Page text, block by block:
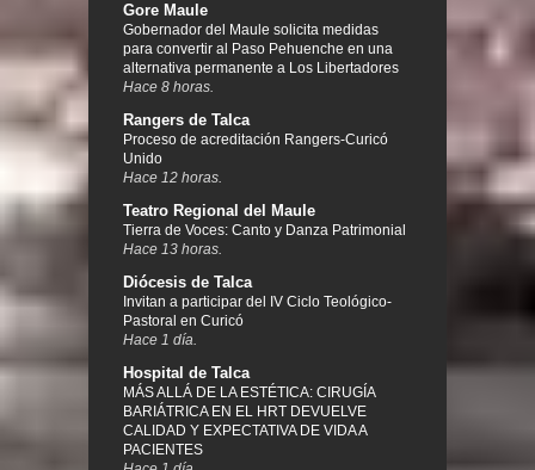
Gore Maule
Gobernador del Maule solicita medidas
para convertir al Paso Pehuenche en una
alternativa permanente a Los Libertadores
Hace 8 horas.
Rangers de Talca
Proceso de acreditación Rangers-Curicó
Unido
Hace 12 horas.
Teatro Regional del Maule
Tierra de Voces: Canto y Danza Patrimonial
Hace 13 horas.
Diócesis de Talca
Invitan a participar del IV Ciclo Teológico-
Pastoral en Curicó
Hace 1 día.
Hospital de Talca
MÁS ALLÁ DE LA ESTÉTICA: CIRUGÍA
BARIÁTRICA EN EL HRT DEVUELVE
CALIDAD Y EXPECTATIVA DE VIDA A
PACIENTES